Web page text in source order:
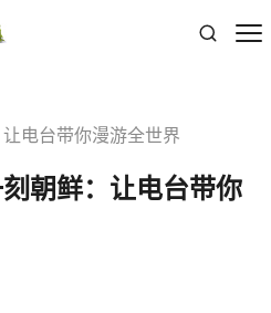
电台带你漫游全世界
朝鲜：让电台带你